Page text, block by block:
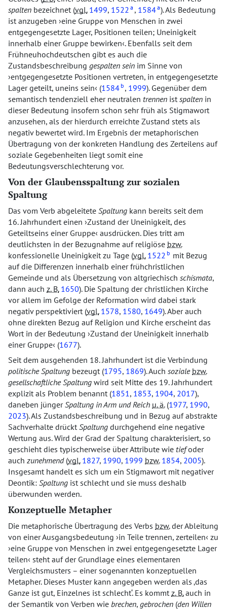
spalten bezeichnet (vgl. 1499, 1522 a , 1584a). Als Bedeutung
ist anzugeben eine Gruppe von Menschen in zwei
entgegengesetzte Lager, Positionen teilen; Uneinigkeit
innerhalb einer Gruppe bewirken . Ebenfalls seit dem
Frühneuhochdeutschen gibt es auch die
Zustandsbeschreibung gespalten sein im Sinne von
entgegengesetzte Positionen vertreten, in entgegengesetzte
Lager geteilt, uneins sein (1584 b , 1999). Gegenüber dem
semantisch tendenziell eher neutralen trennen istspalten in
dieser Bedeutung insofern schon sehr früh als Stigmawort
anzusehen, als der hierdurch erreichte Zustand stets als
negativ bewertet wird. Im Ergebnis der metaphorischen
Übertragung von der konkreten Handlung des Zerteilens auf
soziale Gegebenheiten liegt somit eine
Bedeutungsverschlechterung vor.
Von der Glaubensspaltung zur sozialen
Spaltung
Das vom Verb abgeleitete Spaltung kann bereits seit dem
16. Jahrhundert einen Zustand der Uneinigkeit, des
Geteiltseins einer Gruppe ausdrücken. Dies tritt am
deutlichsten in der Bezugnahme auf religiöse bzw.
konfessionelle Uneinigkeit zu Tage (vgl. 1522 b mit Bezug
auf die Differenzen innerhalb einer frühchristlichen
Gemeinde und als Übersetzung von altgriechisch schísmata,
dann auch z. B. 1650). Die Spaltung der christlichen Kirche
vor allem im Gefolge der Reformation wird dabei stark
negativ perspektiviert (vgl. 1578, 1580, 1649). Aber auch
ohne direkten Bezug auf Religion und Kirche erscheint das
Wort in der Bedeutung Zustand der Uneinigkeit innerhalb
einer Gruppe (1677).
Seit dem ausgehenden 18. Jahrhundert ist die Verbindung
politische Spaltung bezeugt (1795, 1869). Auch soziale bzw.
gesellschaftliche Spaltung wird seit Mitte des 19. Jahrhundert
explizit als Problem benannt (1851, 1853, 1904, 2017),
daneben jüngerSpaltung in Arm und Reich u. ä.(1977, 1990,
2023). Als Zustandsbeschreibung und in Bezug auf abstrakte
Sachverhalte drücktSpaltung durchgehend eine negative
Wertung aus. Wird der Grad der Spaltung charakterisiert, so
geschieht dies typischerweise über Attribute wie tiefoder
auch zunehmend(vgl. 1827, 1990, 1999 bzw. 1854, 2005).
Insgesamt handelt es sich um ein Stigmawort mit negativer
Deontik: Spaltung ist schlecht und sie muss deshalb
überwunden werden.
Konzeptuelle Metapher
Die metaphorische Übertragung des Verbs bzw.der Ableitung
von einer Ausgangsbedeutung in Teile trennen, zerteilen zu
eine Gruppe von Menschen in zwei entgegengesetzte Lager
teilen steht auf der Grundlage eines elementaren
Vergleichsmusters – einer sogenannten konzeptuellen
Metapher. Dieses Muster kann angegeben werden als das
Ganze ist gut, Einzelnes ist schlecht. Es kommtz. B.auch in
der Semantik von Verben wie brechen, gebrochen (den Willen